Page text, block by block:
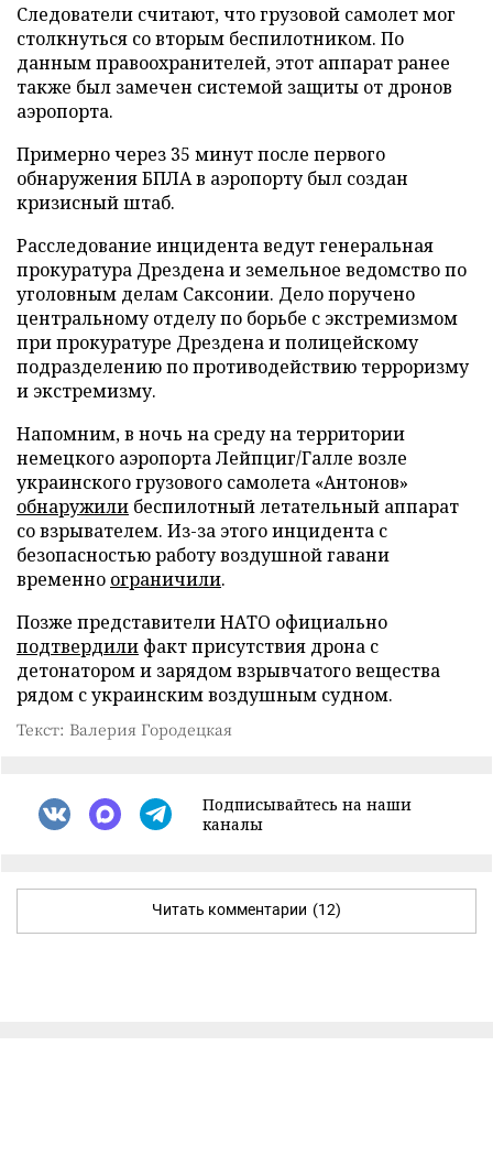
Следователи считают, что грузовой самолет мог
столкнуться со вторым беспилотником. По
данным правоохранителей, этот аппарат ранее
также был замечен системой защиты от дронов
аэропорта.
Примерно через 35 минут после первого
обнаружения БПЛА в аэропорту был создан
кризисный штаб.
Расследование инцидента ведут генеральная
прокуратура Дрездена и земельное ведомство по
уголовным делам Саксонии. Дело поручено
центральному отделу по борьбе с экстремизмом
при прокуратуре Дрездена и полицейскому
подразделению по противодействию терроризму
и экстремизму.
Напомним, в ночь на среду на территории
немецкого аэропорта Лейпциг/Галле возле
украинского грузового самолета «Антонов»
обнаружили беспилотный летательный аппарат
со взрывателем. Из-за этого инцидента с
безопасностью работу воздушной гавани
временно ограничили.
Позже представители НАТО официально
подтвердили факт присутствия дрона с
детонатором и зарядом взрывчатого вещества
рядом с украинским воздушным судном.
Текст: Валерия Городецкая
Подписывайтесь на наши
каналы
Читать комментарии (12)